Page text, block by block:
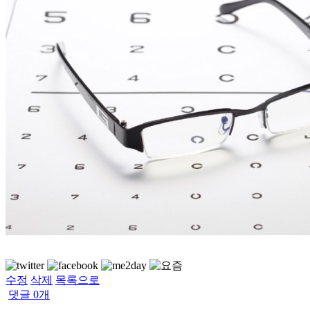
수정 삭제 목록으로
댓글 0개